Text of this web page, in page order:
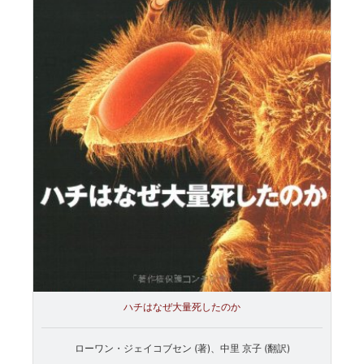
ハチはなぜ大量死したのか
ローワン・ジェイコブセン (著)、中里 京子 (翻訳)